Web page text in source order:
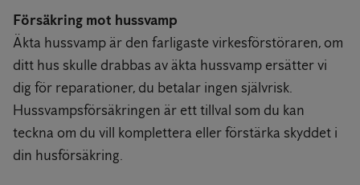
Försäkring mot hussvamp
Äkta hussvamp är den farligaste virkesförstöraren, om
ditt hus skulle drabbas av äkta hussvamp ersätter vi
dig för reparationer, du betalar ingen självrisk.
Hussvampsförsäkringen är ett tillval som du kan
teckna om du vill komplettera eller förstärka skyddet i
din husförsäkring.